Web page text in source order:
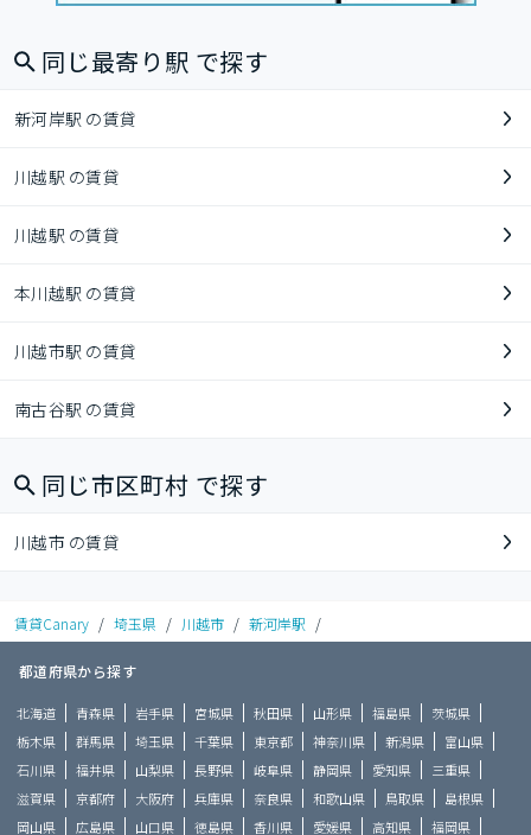
同じ最寄り駅 で探す
新河岸駅 の賃貸
川越駅 の賃貸
川越駅 の賃貸
本川越駅 の賃貸
川越市駅 の賃貸
南古谷駅 の賃貸
同じ市区町村 で探す
川越市 の賃貸
賃貸Canary / 埼玉県 / 川越市 / 新河岸駅 /
都道府県から探す
北海道 青森県 岩手県 宮城県 秋田県 山形県 福島県
茨城県
栃木県
群馬県 埼玉県 千葉県 東京都 神奈川県 新潟県
富山県
石川県
福井県 山梨県 長野県 岐阜県 静岡県 愛知県
三重県
滋賀県
京都府 大阪府 兵庫県 奈良県 和歌山県 鳥取県
島根県
岡山県
広島県 山口県 徳島県 香川県 愛媛県 高知県 福岡県